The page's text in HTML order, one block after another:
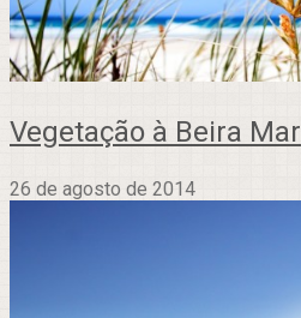
Vegetação à Beira Mar
26 de agosto de 2014